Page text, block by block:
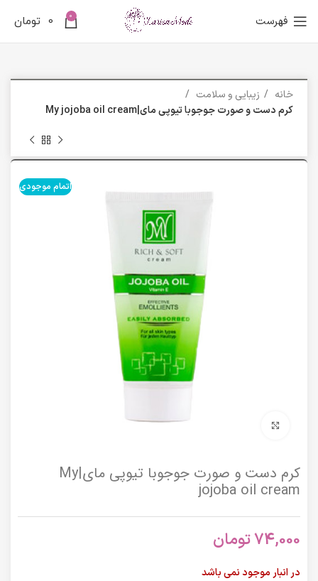
فهرست 0
0 تومان
خانه
زیبایی و سلامت
کرم دست و صورت جوجوبا تیوپی مای|My jojoba oil cream
اتمام موجودی
برای بزرگنمایی کلیک کنید
کرم دست و صورت جوجوبا تیوپی مای|My
jojoba oil cream
74,000تومان
در انبار موجود نمی باشد